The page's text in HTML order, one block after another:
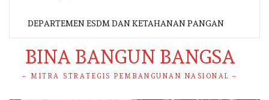
DEPARTEMEN ESDM DAN KETAHANAN PANGAN
BINA BANGUN BANGSA
– MITRA STRATEGIS PEMBANGUNAN NASIONAL –